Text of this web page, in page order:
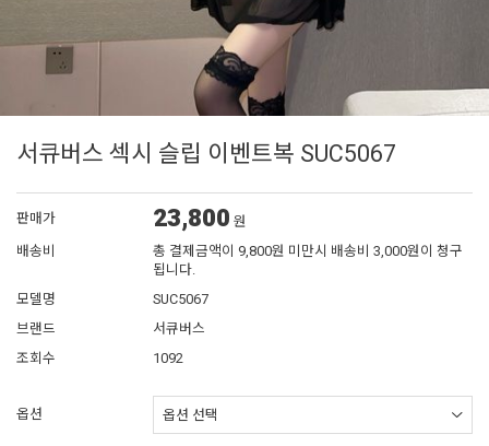
서큐버스 섹시 슬립 이벤트복 SUC5067
판매가 23,800 원
배송비
총 결제금액이 9,800원 미만시 배송비 3,000원이 청구
됩니다.
모델명
SUC5067
브랜드
서큐버스
조회수
1092
옵션